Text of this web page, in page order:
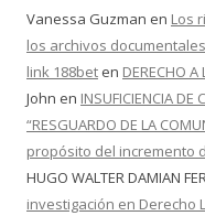
Vanessa Guzman en Los
los archivos documentales
link 188bet en DERECHO A
John en INSUFICIENCIA DE
“RESGUARDO DE LA
propósito del incremento
HUGO WALTER DAMIAN
investigación en Derecho